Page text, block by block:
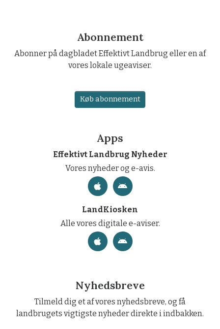
Abonnement
Abonner på dagbladet Effektivt Landbrug eller en af
vores lokale ugeaviser.
Køb abonnement
Apps
Effektivt Landbrug Nyheder
Vores nyheder og e-avis.
LandKiosken
Alle vores digitale e-aviser.
Nyhedsbreve
Tilmeld dig et af vores nyhedsbreve, og få
landbrugets vigtigste nyheder direkte i indbakken.